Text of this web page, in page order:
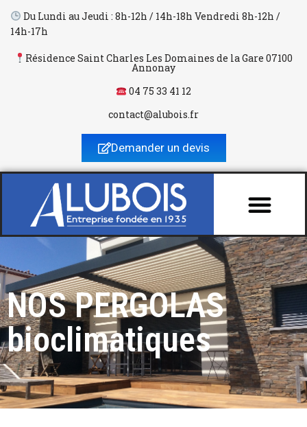
Aller
au
Du Lundi au Jeudi : 8h-12h / 14h-18h Vendredi 8h-12h /
14h-17h
Résidence Saint Charles Les Domaines de la Gare 07100
Annonay
04 75 33 41 12
contact@alubois.fr
Demander un devis
NOS PERGOLAS
bioclimatiques